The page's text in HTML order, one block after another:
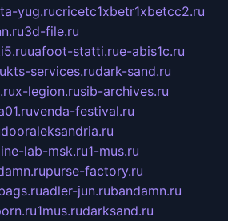
yug.rucricetc1xbetr1xbetcc2.ru
3d-file.ru
uafoot-statti.rue-abis1c.ru
kts-services.rudark-sand.ru
x-legion.rusib-archives.ru
venda-festival.ru
dooraleksandria.ru
lab-msk.ru1-mus.ru
purse-factory.ru
adler-jun.rubandamn.ru
1mus.rudarksand.ru